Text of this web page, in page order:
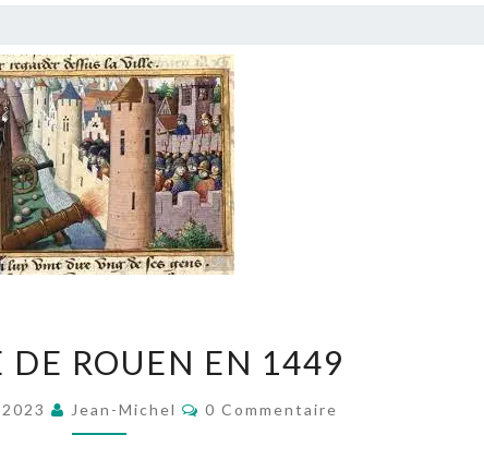
SIÈGE
DE
ROUEN
DE ROUEN EN 1449
2023 Jean-Michel Commentaires
0 Commentaire